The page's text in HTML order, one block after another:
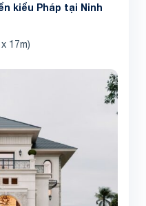
kiểu Pháp tại Ninh
17m)